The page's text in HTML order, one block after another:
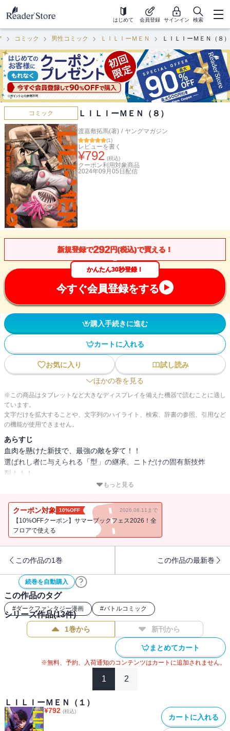
はじめて 会員登録 サインイン 検索
コミック 男性コミック ＬＩＬＩーＭＥＮ ＬＩＬＩーＭＥＮ（８）
コミック ＬＩＬＩーＭＥＮ（８）
渡嘉敷拓馬(著) / ヤングマガジン
(1)
レビューを書く
¥792 (税込)
クーポン利用対象商品
2024年09月05日 配信
新規登録で292円(税込)で買える！
かんたん30秒登録！
今すぐ会員登録をする
購入手続きに進む
カートに入れる
お気に入り
試し読み
ほかの巻を見る
※この商品はタブレットなど大きなディスプレイを備えた機器で読むことに適し
ています。
文字だけを拡大することや、文字列のハイライト、検索、辞書の参照、引用など
の機能が使用できません。
あらすじ
血肉を懸けた新技で、最強の敵を穿て！！
選ばれし者に与えられる「型」の継承。ニトだけの固有新技炸
裂！！！
る。
無尽蔵の回復力を誇る強敵に苦戦するニトだが、
山田元隊長との修行により修得した新技「爆天戟」で、
ハリウッドでCGアーティストとして活躍していた異色の経歴を持つ
作者が贈る、
日本を揺るがす超ド級エンタメ作品第８巻!!!!
もっと見る
クーポン対象 10%OFF 2026.08.11まで
【10%OFFクーポン】サマーブックフェス2026！全
フロアで使える
この作品の1巻 この作品の最新巻
続巻を自動購入
この作品のタグ
#ダークファンタジー漫画 #バトルコミック
シリーズ作品(13件)
1巻から 新刊から
まとめてカート
※無料、予約、入荷通知のコンテンツはカートに追加されません。
1 2
ＬＩＬＩーＭＥＮ（１）
¥792 (税込)
カートに入れる